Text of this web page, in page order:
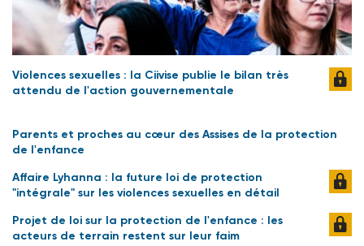
Violences sexuelles : la Ciivise publie le bilan très
attendu de l'action gouvernementale
Parents et proches au cœur des Assises de la protection
de l'enfance
Affaire Lyhanna : la future loi de protection
"intégrale" sur les violences sexuelles en détail
Projet de loi sur la protection de l'enfance : les
acteurs de terrain restent sur leur faim